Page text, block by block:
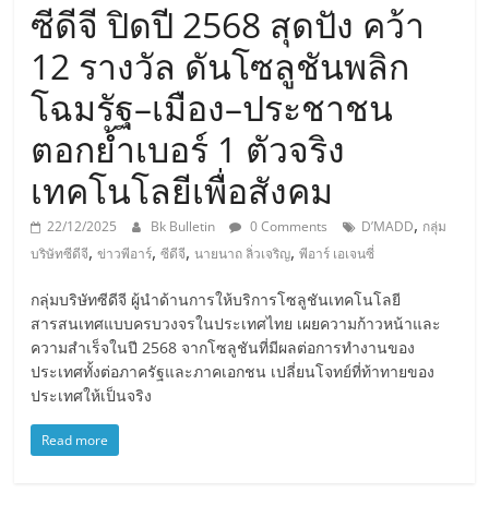
ซีดีจี ปิดปี 2568 สุดปัง คว้า
12 รางวัล ดันโซลูชันพลิก
โฉมรัฐ–เมือง–ประชาชน
ตอกย้ำเบอร์ 1 ตัวจริง
เทคโนโลยีเพื่อสังคม
22/12/2025 Bk Bulletin 0 Comments D’MADD, กลุ่ม
บริษัทซีดีจี,ข่าวพีอาร์,ซีดีจี,นายนาถ ลิ่วเจริญ,พีอาร์ เอเจนซี่
กลุ่มบริษัทซีดีจี ผู้นำด้านการให้บริการโซลูชันเทคโนโลยี
สารสนเทศแบบครบวงจรในประเทศไทย เผยความก้าวหน้าและ
ความสำเร็จในปี 2568 จากโซลูชันที่มีผลต่อการทำงานของ
ประเทศทั้งต่อภาครัฐและภาคเอกชน เปลี่ยนโจทย์ที่ท้าทายของ
ประเทศให้เป็นจริง
Read more